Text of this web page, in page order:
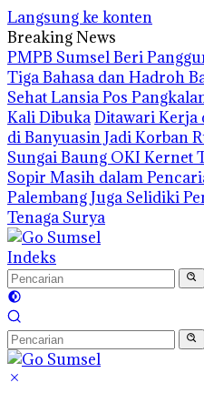
Langsung ke konten
Breaking News
PMPB Sumsel Beri
Tiga Bahasa dan Hadroh
Sehat Lansia Pos
Kali DibukaDitawari Kerja
di Banyuasin Jadi Korban
Sungai Baung OKI Kernet
Sopir Masih dalam
Palembang Juga Selidiki
Tenaga Surya
Indeks